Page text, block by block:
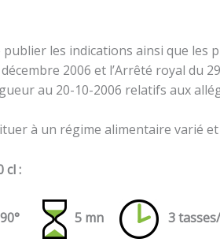
les indications ainsi que les
2006 et l’Arrêté royal du
au 20-10-2006 relatifs aux
à un régime alimentaire varié
cl :
5 mn 3